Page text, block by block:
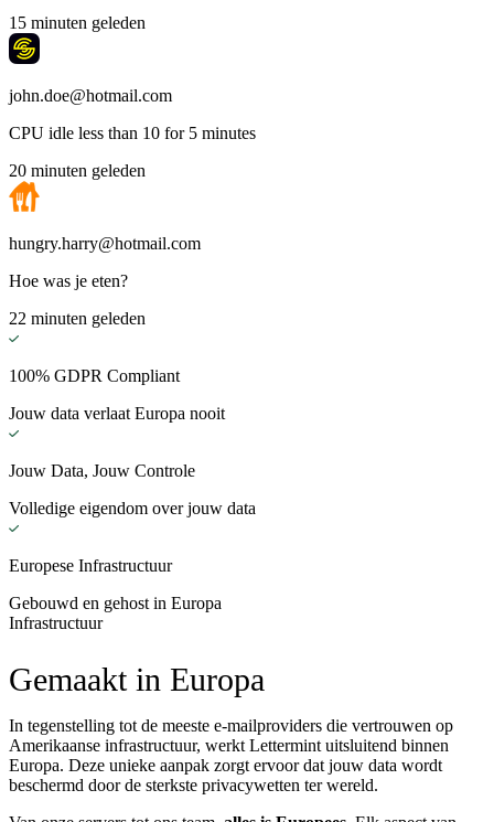
15 minuten geleden
john.doe@hotmail.com
CPU idle less than 10 for 5 minutes
20 minuten geleden
hungry.harry@hotmail.com
Hoe was je eten?
22 minuten geleden
100% GDPR Compliant
Jouw data verlaat Europa nooit
Jouw Data, Jouw Controle
Volledige eigendom over jouw data
Europese Infrastructuur
Gebouwd en gehost in Europa
Infrastructuur
Gemaakt in Europa
In tegenstelling tot de meeste e-mailproviders die vertrouwen op
Amerikaanse infrastructuur, werkt Lettermint uitsluitend binnen
Europa. Deze unieke aanpak zorgt ervoor dat jouw data wordt
beschermd door de sterkste privacywetten ter wereld.